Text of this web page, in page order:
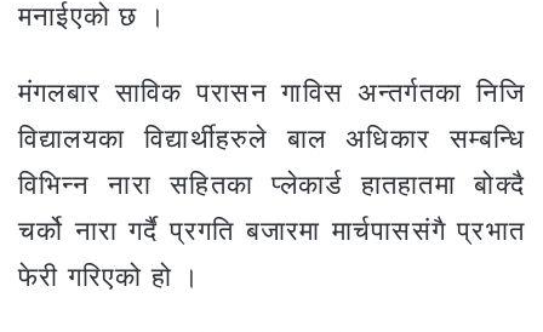
मनाईएको छ ।
मंगलबार साविक परासन गाविस अन्तर्गतका निजि
विद्यालयका विद्यार्थीहरुले बाल अधिकार सम्बन्धि
विभिन्न नारा सहितका प्लेकार्ड हातहातमा बोक्दै
चर्को नारा गर्दै प्रगति बजारमा मार्चपाससंगै प्रभात
फेरी गरिएको हो ।